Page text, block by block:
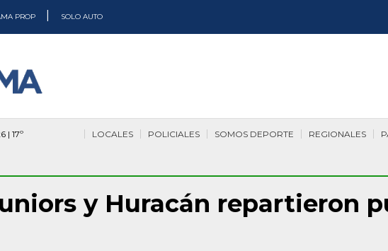
PROP SOLO AUTO
| 17º REGIONALES
SOMOS DEPORTE
POLICIALES
LOCALES
y Huracán repartieron